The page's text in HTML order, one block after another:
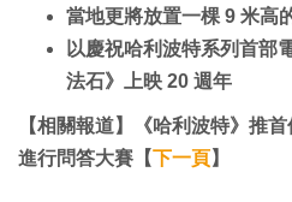
當地更將放置一棵 9 米高
以慶祝哈利波特系列首部
法石》上映 20 週年
【相關報道】《哈利波特》推
進行問答大賽【下一頁】